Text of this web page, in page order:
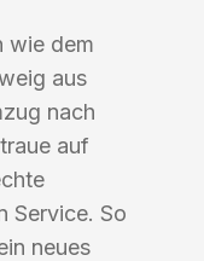
wie dem
aus
nach
auf
Service. So
neues